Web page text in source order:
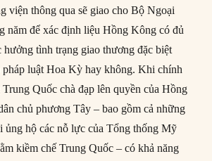
viện thông qua sẽ giao cho Bộ Ngoại
năm để xác định liệu Hồng Kông có đủ
hưởng tình trạng giao thương đặc biệt
pháp luật Hoa Kỳ hay không. Khi chính
Quốc chà đạp lên quyền của Hồng
chủ phương Tây – bao gồm cả những
ủng hộ các nỗ lực của Tổng thống Mỹ
kiềm chế Trung Quốc – có khả năng